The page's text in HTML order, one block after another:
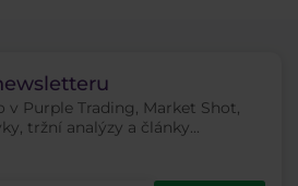
v Purple Trading, Market Shot,
tržní analýzy a články...